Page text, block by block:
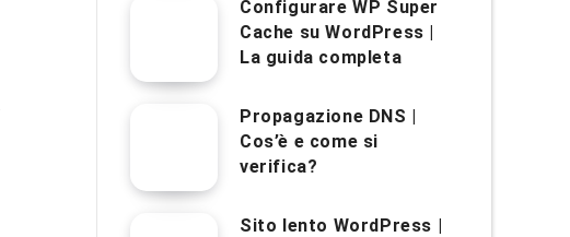
Configurare WP Super
Cache su WordPress |
La guida completa
Propagazione DNS |
Cos’è e come si
verifica?
Sito lento WordPress |